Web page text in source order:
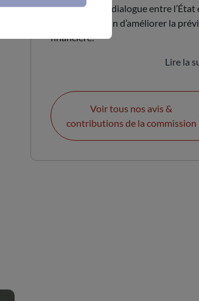
nécessité d’un dialogue entre l’État
collectivités afin d’améliorer la
financière.
Lire la
Voir tous nos avis &
contributions de la commission